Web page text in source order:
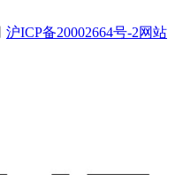
沪ICP备20002664号-2网站